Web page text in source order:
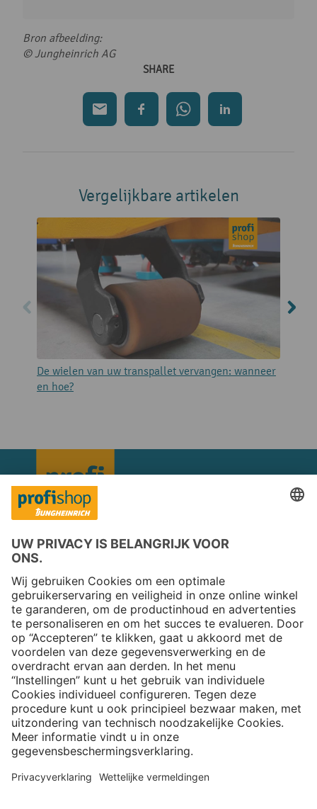
Bron afbeelding:
© Jungheinrich AG
SHARE
Vergelijkbare artikelen
De wielen van uw transpallet vervangen: wanneer
en hoe?
Copyright © 2026 Jungheinrich PROFISHOP
Nieuwsbrief
Aanmelden →
Over ons